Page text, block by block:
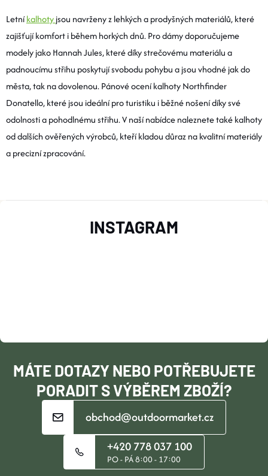
D
A
C
Í
P
R
V
Y
U
Á
N
K
O
V
Á
N
Í
Letníkalhotyjsou navrženy z lehkých a prodyšných materiálů, které
zajišťují komfort i během horkých dnů. Pro dámy doporučujeme
modely jako Hannah Jules, které díky strečovému materiálu a
padnoucímu střihu poskytují svobodu pohybu a jsou vhodné jak do
města, tak na dovolenou. Pánové ocení kalhoty Northfinder
Donatello, které jsou ideální pro turistiku i běžné nošení díky své
odolnosti a pohodlnému střihu. V naší nabídce naleznete také kalhoty
od dalších ověřených výrobců, kteří kladou důraz na kvalitní materiály
a precizní zpracování.
T
MÁTE DOTAZY NEBO POTŘEBUJETE
PORADIT S VÝBĚREM ZBOŽÍ?
obchod@outdoormarket.cz
+420 778 037 100
PO - PÁ 8:00 - 17:00
INSTAGRAM